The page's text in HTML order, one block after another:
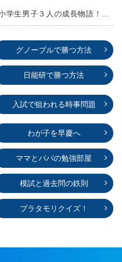
No.1693 ミニバスチームに所属する小学生男子３人の成長物語！『ポジション！』高田由紀子 予想問題付き！
グノーブルで勝つ方法
日能研で勝つ方法
入試で狙われる時事問題
わが子を早慶へ
ママとパパの勉強部屋
模試と過去問の鉄則
ブラタモリクイズ！